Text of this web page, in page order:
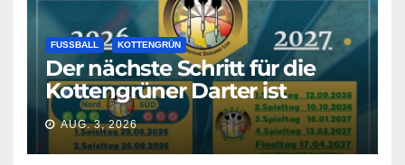
FUSSBALL KOTTENGRÜN
Der nächste Schritt für die
Kottengrüner Darter ist
geschafft!
AUG. 3, 2026